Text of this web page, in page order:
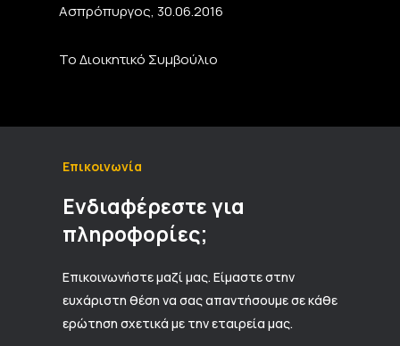
Ασπρόπυργος, 30.06.2016
Το Διοικητικό Συμβούλιο
Επικοινωνία
Ενδιαφέρεστε για
πληροφορίες;
Επικοινωνήστε μαζί μας. Είμαστε στην
ευχάριστη θέση να σας απαντήσουμε σε κάθε
ερώτηση σχετικά με την εταιρεία μας.